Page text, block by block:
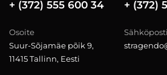
+ (372) 555 600 34 + (372)
Osoite
Suur-Sõjamäe põik 9,
11415 Tallinn, Eesti
Sähköposti